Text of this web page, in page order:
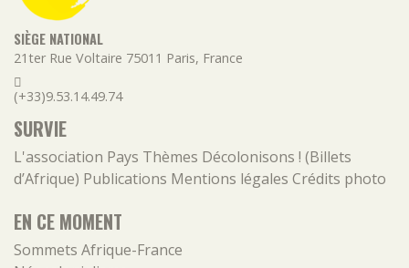
SIÈGE NATIONAL
21ter Rue Voltaire 75011 Paris, France
(+33)9.53.14.49.74
SURVIE
L'association Pays Thèmes Décolonisons ! (Billets
d’Afrique) Publications Mentions légales Crédits photo
EN CE MOMENT
Sommets Afrique-France